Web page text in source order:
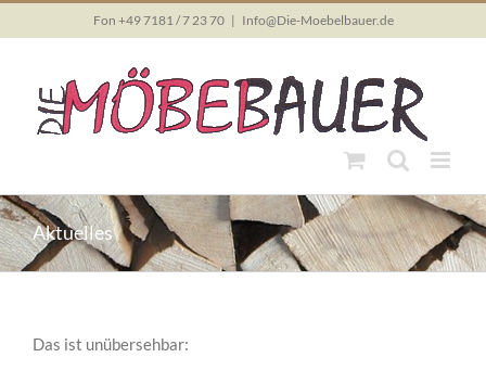
to
Fon +49 7181 / 7 23 70 | Info@Die-Moebelbauer.de
Aktuelles
Das ist unübersehbar: